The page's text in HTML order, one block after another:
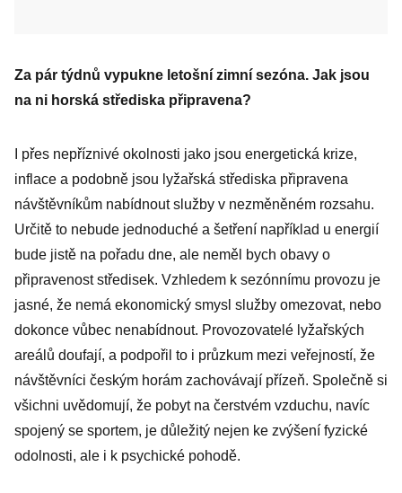
Za pár týdnů vypukne letošní zimní sezóna. Jak jsou
na ni horská střediska připravena?
I přes nepříznivé okolnosti jako jsou energetická krize,
inflace a podobně jsou lyžařská střediska připravena
návštěvníkům nabídnout služby v nezměněném rozsahu.
Určitě to nebude jednoduché a šetření například u energií
bude jistě na pořadu dne, ale neměl bych obavy o
připravenost středisek. Vzhledem k sezónnímu provozu je
jasné, že nemá ekonomický smysl služby omezovat, nebo
dokonce vůbec nenabídnout. Provozovatelé lyžařských
areálů doufají, a podpořil to i průzkum mezi veřejností, že
návštěvníci českým horám zachovávají přízeň. Společně si
všichni uvědomují, že pobyt na čerstvém vzduchu, navíc
spojený se sportem, je důležitý nejen ke zvýšení fyzické
odolnosti, ale i k psychické pohodě.